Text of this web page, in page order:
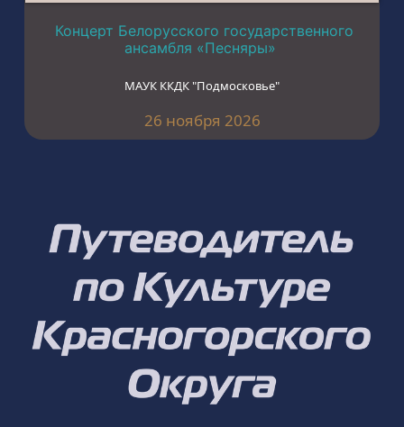
Концерт Белорусского государственного
ансамбля «Песняры»
МАУК ККДК "Подмосковье"
26 ноября 2026